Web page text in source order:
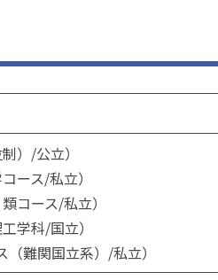
）/公立）
ース/私立）
コース/私立）
学科/国立）
難関国立系）/私立）